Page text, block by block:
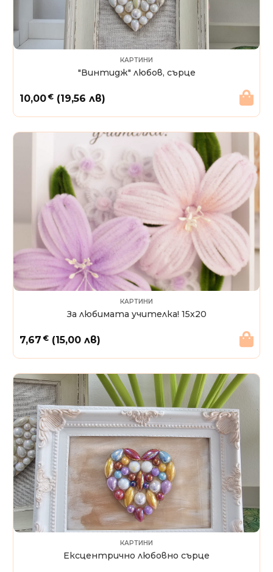
КАРТИНИ
"Винтидж" любов, сърце
10,00€ (19,56 лв)
КАРТИНИ
За любимата учителка! 15х20
7,67 € (15,00 лв)
КАРТИНИ
Ексцентрично любовно сърце